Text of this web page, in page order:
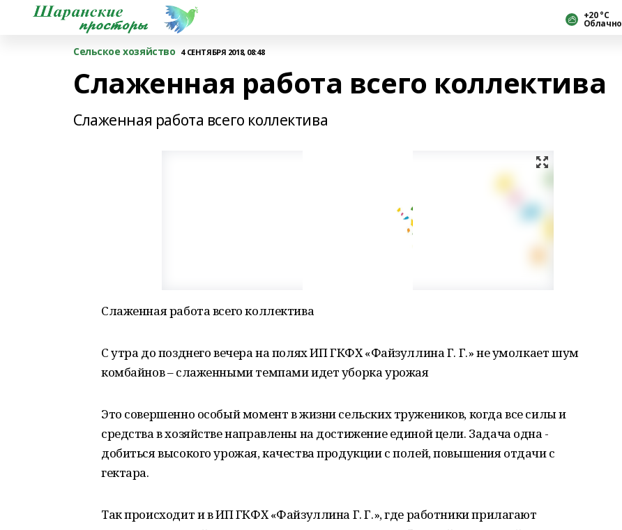
+20 °С
Облачно
Сельское хозяйство 4 СЕНТЯБРЯ 2018, 08:48
Слаженная работа всего коллектива
Слаженная работа всего коллектива
Слаженная работа всего коллектива
С утра до позднего вечера на полях ИП ГКФХ «Файзуллина Г. Г.» не умолкает шум
комбайнов – слаженными темпами идет уборка урожая
Это совершенно особый момент в жизни сельских тружеников, когда все силы и
средства в хозяйстве направлены на достижение единой цели. Задача одна -
добиться высокого урожая, качества продукции с полей, повышения отдачи с
гектара.
Так происходит и в ИП ГКФХ «Файзуллина Г. Г.», где работники прилагают